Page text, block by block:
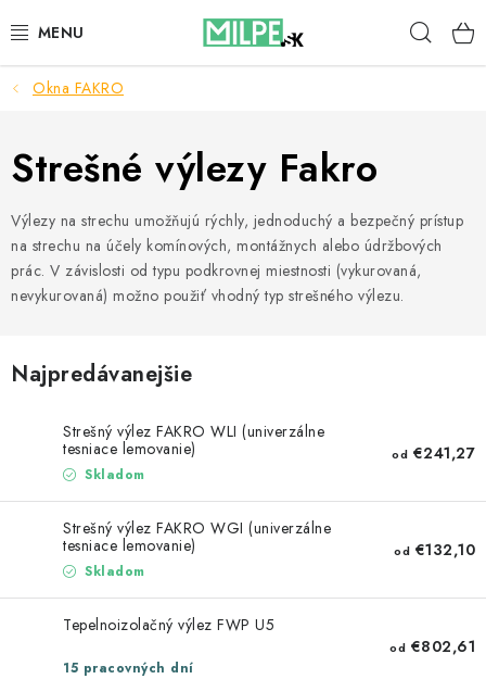
na
STREŠNÉ OKNÁ
PODKROVNÉ SCHODY
STAVBA
KONTAKTY
Reklamace a vrácení zboží
Zásady používania súborov cookie
Podmínky ochrany osobních údajů
Obchodní podmínky
Mapa webu Milpe.sk
Okna FAKRO
Strešné výlezy Fakro
Výlezy na strechu umožňujú rýchly, jednoduchý a bezpečný prístup
na strechu na účely komínových, montážnych alebo údržbových
prác. V závislosti od typu podkrovnej miestnosti (vykurovaná,
nevykurovaná) možno použiť vhodný typ strešného výlezu.
Najpredávanejšie
Strešný výlez FAKRO WLI (univerzálne
tesniace lemovanie)
Skladom
od €241,27
Strešný výlez FAKRO WGI (univerzálne
tesniace lemovanie)
Skladom
od €132,10
Tepelnoizolačný výlez FWP U5
15 pracovných dní
od €802,61